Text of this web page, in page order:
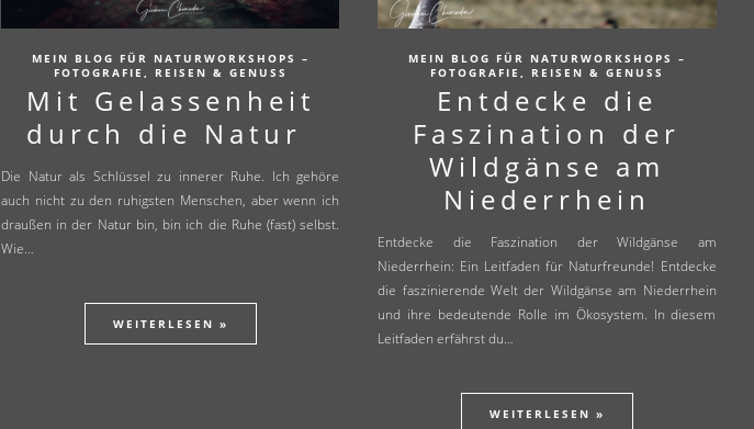
MEIN BLOG FÜR NATURWORKSHOPS –
FOTOGRAFIE, REISEN & GENUSS
Mit Gelassenheit
durch die Natur
Die Natur als Schlüssel zu innerer Ruhe. Ich gehöre
auch nicht zu den ruhigsten Menschen, aber wenn ich
draußen in der Natur bin, bin ich die Ruhe (fast) selbst.
Wie…
WEITERLESEN »
MEIN BLOG FÜR NATURWORKSHOPS –
FOTOGRAFIE, REISEN & GENUSS
Entdecke die
Faszination der
Wildgänse am
Niederrhein
Entdecke die Faszination der Wildgänse am
Niederrhein: Ein Leitfaden für Naturfreunde! Entdecke
die faszinierende Welt der Wildgänse am Niederrhein
und ihre bedeutende Rolle im Ökosystem. In diesem
Leitfaden erfährst du…
WEITERLESEN »